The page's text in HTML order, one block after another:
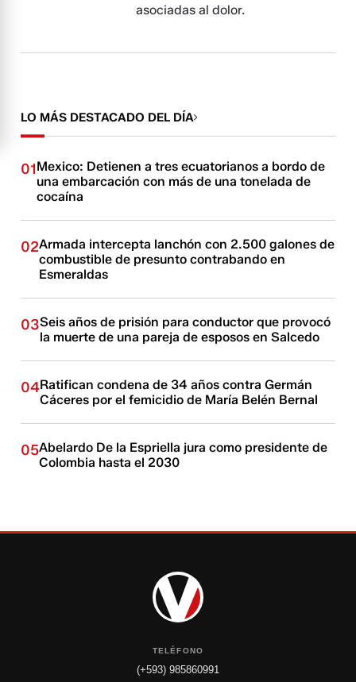
asociadas al dolor.
LO MÁS DESTACADO DEL DÍA
01Mexico: Detienen a tres ecuatorianos a bordo de
una embarcación con más de una tonelada de
cocaína
02Armada intercepta lanchón con 2.500 galones de
combustible de presunto contrabando en
Esmeraldas
03Seis años de prisión para conductor que provocó
la muerte de una pareja de esposos en Salcedo
04Ratifican condena de 34 años contra Germán
Cáceres por el femicidio de María Belén Bernal
05Abelardo De la Espriella jura como presidente de
Colombia hasta el 2030
TELÉFONO
(+593) 985860991